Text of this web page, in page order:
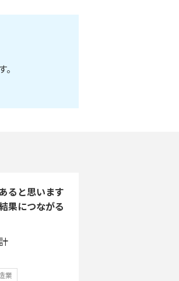
ると思います
果につながる
業